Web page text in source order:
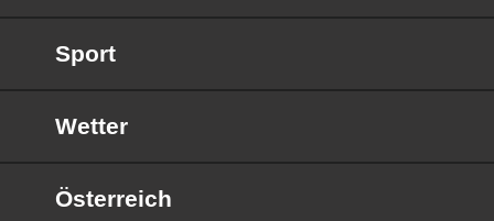
Sport
Wetter
Österreich